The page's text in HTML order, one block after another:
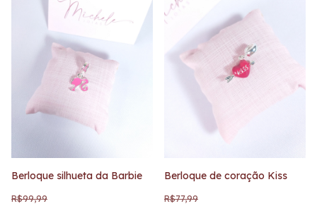
Berloque silhueta da Barbie
R$99,99
Berloque de coração Kiss
R$77,99